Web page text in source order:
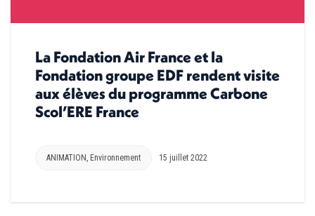
La Fondation Air France et la
Fondation groupe EDF rendent visite
aux élèves du programme Carbone
Scol’ERE France
ANIMATION , Environnement 15 juillet 2022